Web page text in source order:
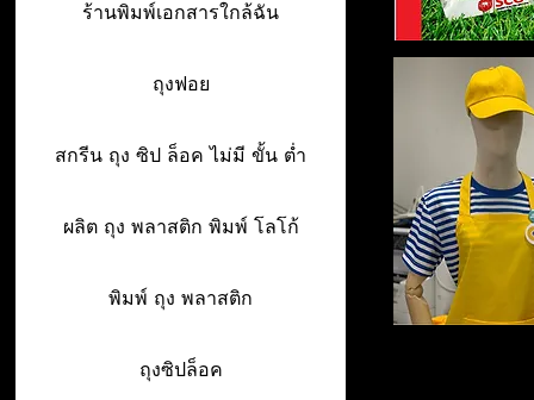
ร้านพิมพ์เอกสารใกล้ฉัน
ถุงฟอย
สกรีน ถุง ซิป ล็อค ไม่มี ขั้น ต่ำ
ผลิต ถุง พลาสติก พิมพ์ โลโก้
พิมพ์ ถุง พลาสติก
ถุงซิปล็อค